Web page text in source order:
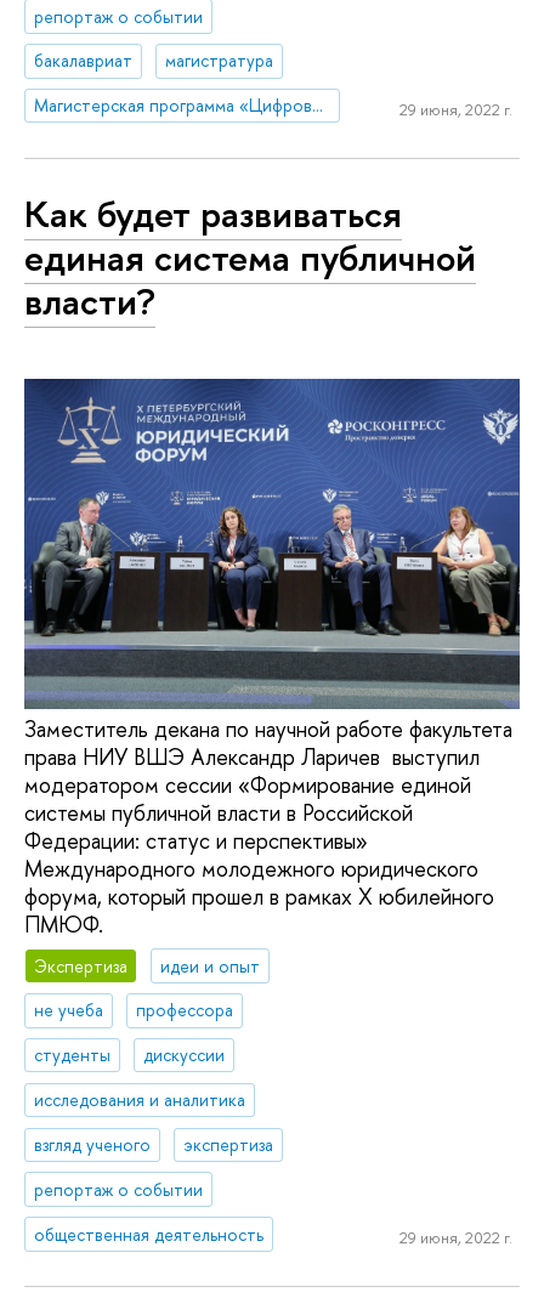
репортаж о событии
бакалавриат
магистратура
Магистерская программа «Цифровое право»
29 июня, 2022 г.
Как будет развиваться
единая система публичной
власти?
Заместитель декана по научной работе факультета
права НИУ ВШЭ Александр Ларичев выступил
модератором сессии «Формирование единой
системы публичной власти в Российской
Федерации: статус и перспективы»
Международного молодежного юридического
форума, который прошел в рамках X юбилейного
ПМЮФ.
Экспертиза
идеи и опыт
не учеба
профессора
студенты
дискуссии
исследования и аналитика
взгляд ученого
экспертиза
репортаж о событии
общественная деятельность
29 июня, 2022 г.